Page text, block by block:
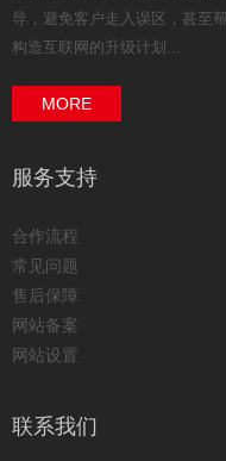
导，避免客户走入误区，甚至
构造互联网的升级计划...
MORE
服务支持
合作流程
常见问题
售后保障
网站备案
网站设置
联系我们